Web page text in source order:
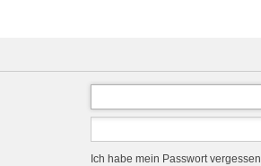
Ich habe mein Passwort vergessen